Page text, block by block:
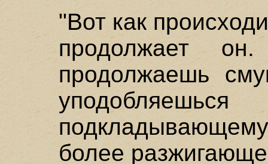
"Вот как
продолжает
продолжаешь
более